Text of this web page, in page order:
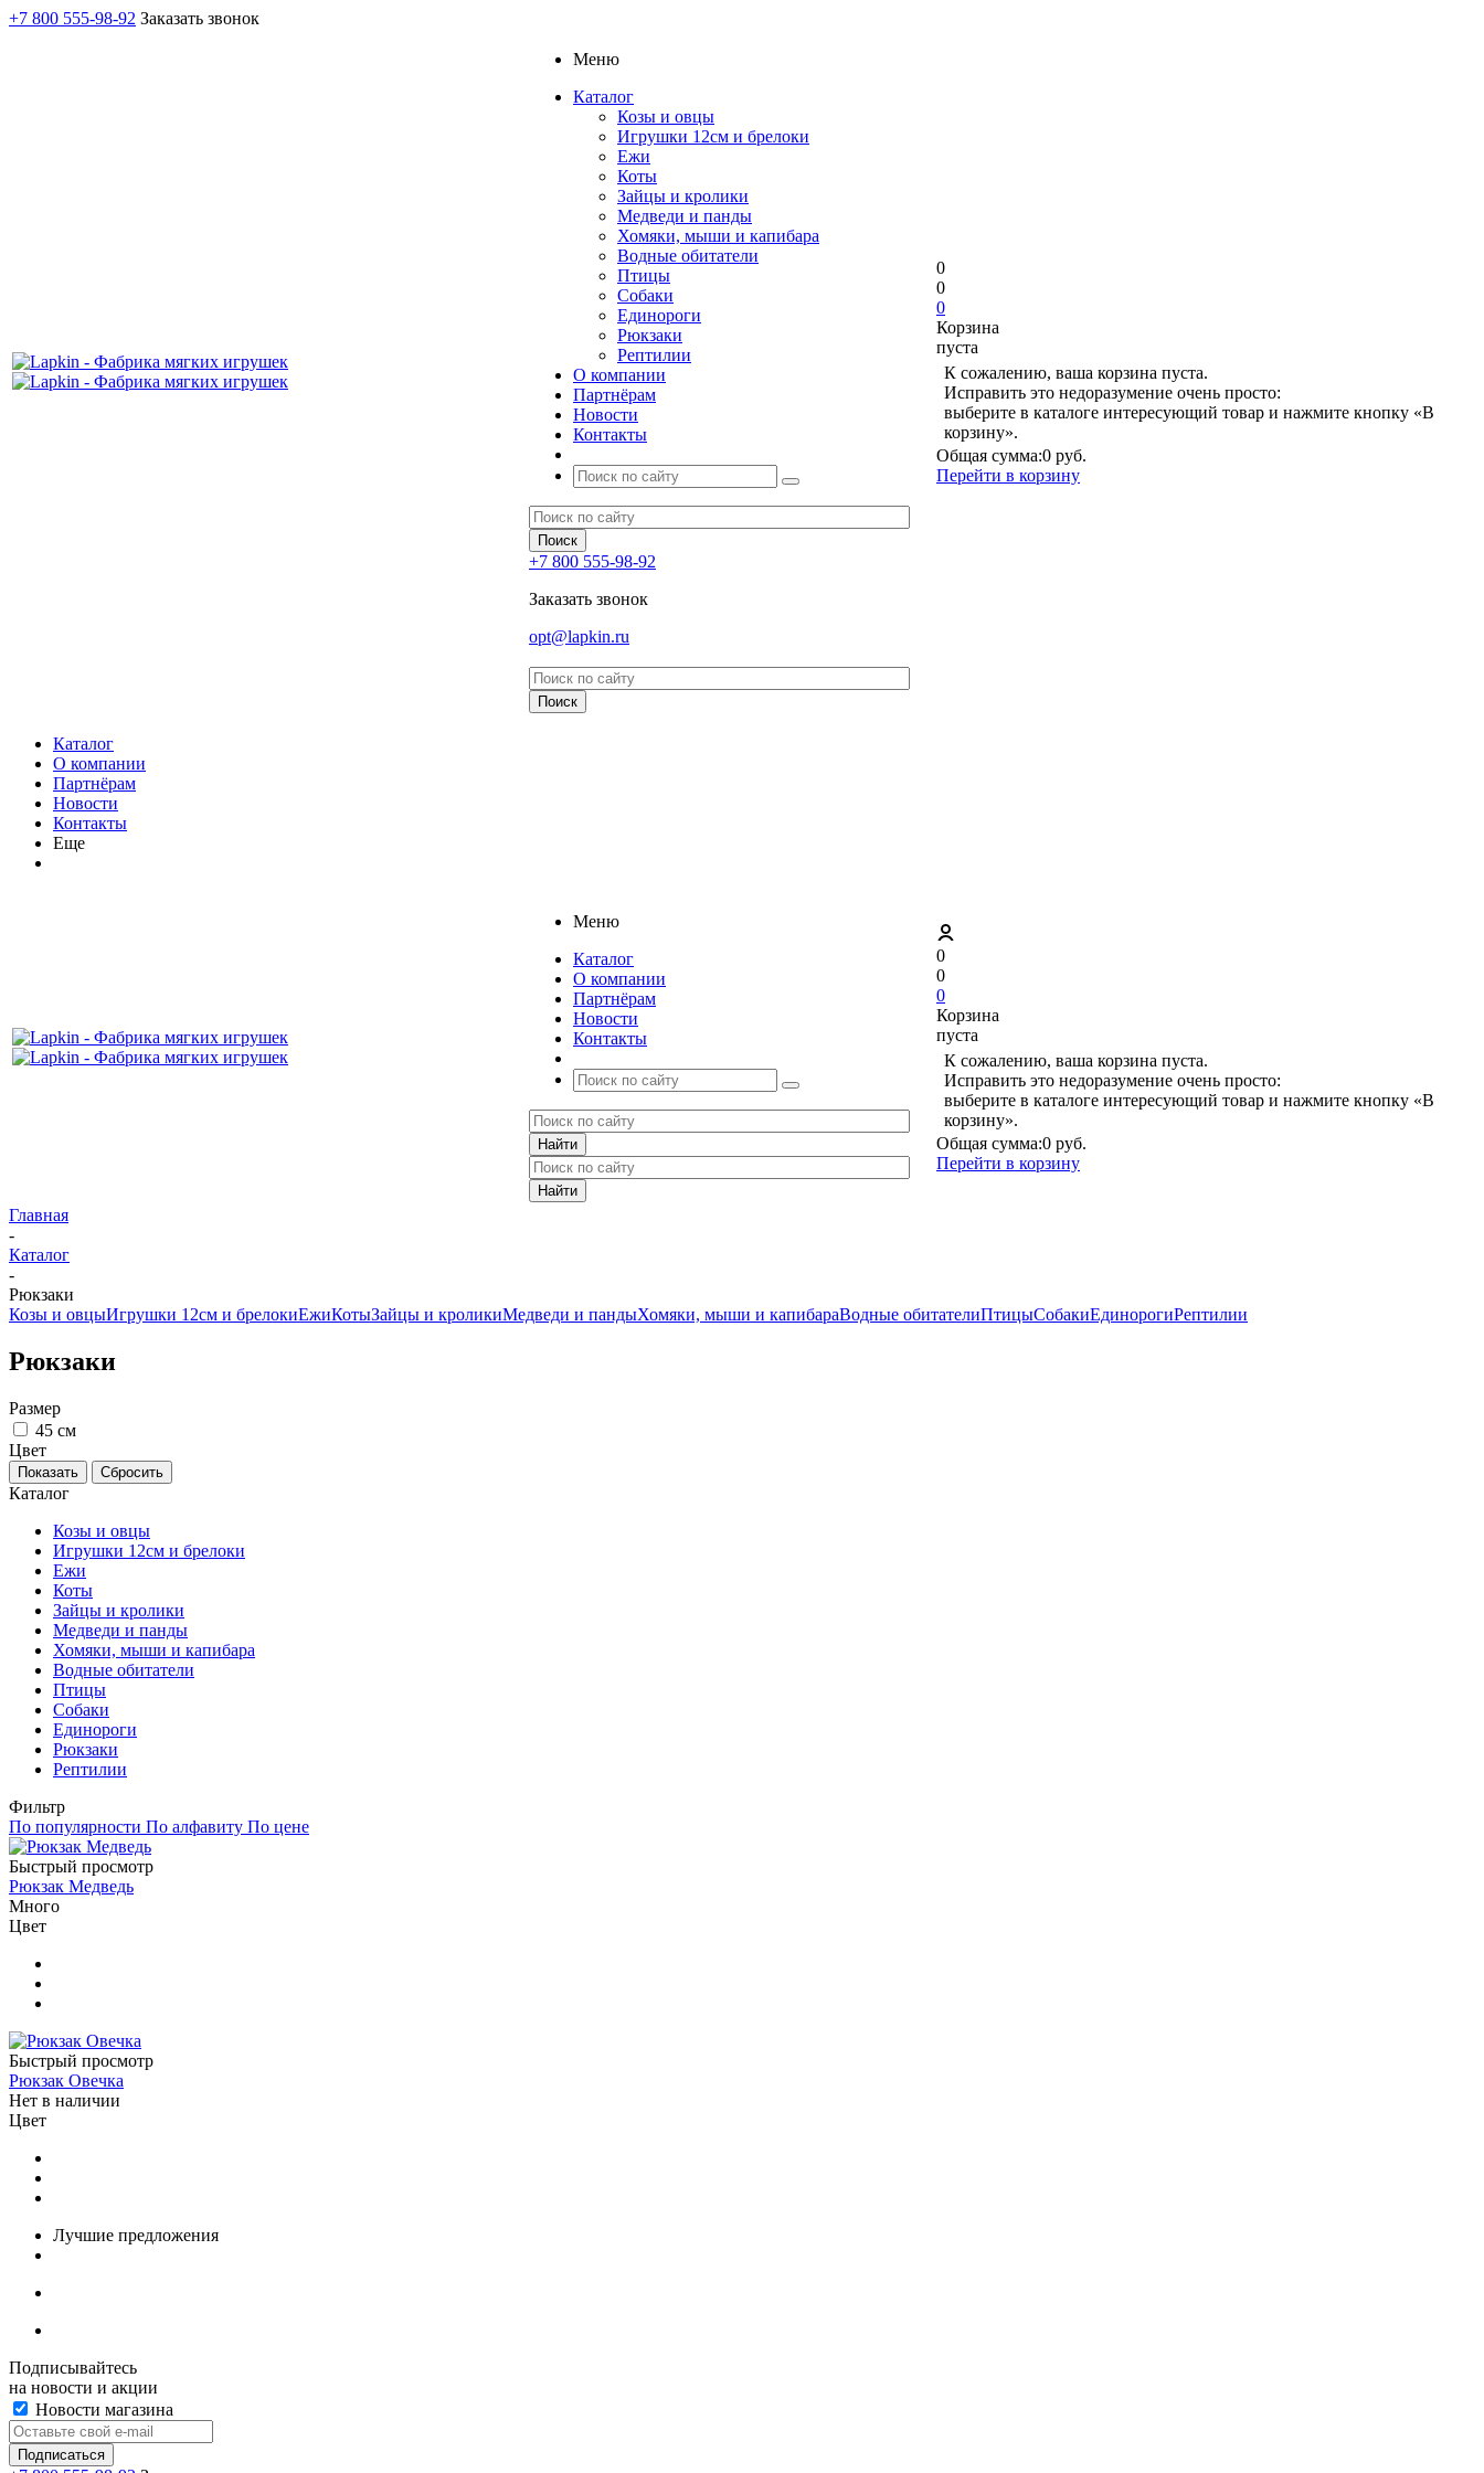
+7 800 555-98-92 Заказать звонок
Меню
Каталог
Козы и овцы
Игрушки 12см и брелоки
Ежи
Коты
Зайцы и кролики
Медведи и панды
Хомяки, мыши и капибара
Водные обитатели
Птицы
Собаки
Единороги
Рюкзаки
Рептилии
О компании
Партнёрам
Новости
Контакты
+7 800 555-98-92
Заказать звонок
opt@lapkin.ru
0
0
0
Корзина
пуста
К сожалению, ваша корзина пуста.
Исправить это недоразумение очень просто:
выберите в каталоге интересующий товар и нажмите кнопку «В
корзину».
Общая сумма:0 руб.
Перейти в корзину
Каталог
О компании
Партнёрам
Новости
Контакты
Еще
Меню
Каталог
О компании
Партнёрам
Новости
Контакты
0
0
0
Корзина
пуста
К сожалению, ваша корзина пуста.
Исправить это недоразумение очень просто:
выберите в каталоге интересующий товар и нажмите кнопку «В
корзину».
Общая сумма:0 руб.
Перейти в корзину
Главная
-
Каталог
-
Рюкзаки
Козы и овцыИгрушки 12см и брелокиЕжиКотыЗайцы и кроликиМедведи и пандыХомяки, мыши и капибараВодные обитателиПтицыСобакиЕдинорогиРептилии
Рюкзаки
Размер
45 см
Цвет
Каталог
Козы и овцы
Игрушки 12см и брелоки
Ежи
Коты
Зайцы и кролики
Медведи и панды
Хомяки, мыши и капибара
Водные обитатели
Птицы
Собаки
Единороги
Рюкзаки
Рептилии
Фильтр
По популярности По алфавиту По цене
Быстрый просмотр
Рюкзак Медведь
Много
Цвет
Быстрый просмотр
Рюкзак Овечка
Нет в наличии
Цвет
Лучшие предложения
Подписывайтесь
на новости и акции
Новости магазина